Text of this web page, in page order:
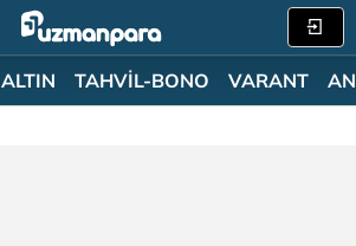
ALTIN TAHVİL-BONO VARANT